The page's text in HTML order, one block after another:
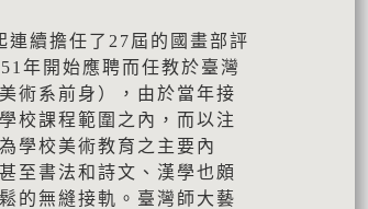
連續擔任了27屆的國畫部評
年開始應聘而任教於臺灣
術系前身），由於當年接
校課程範圍之內，而以注
學校美術教育之主要內
至書法和詩文、漢學也頗
的無縫接軌。臺灣師大藝